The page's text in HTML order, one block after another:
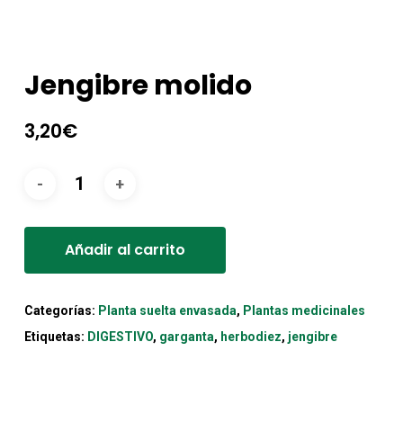
Jengibre molido
3,20€
Añadir al carrito
Categorías: Planta suelta envasada, Plantas medicinales
Etiquetas: DIGESTIVO, garganta, herbodiez, jengibre